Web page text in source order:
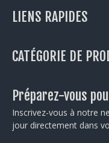
LIENS RAPIDES
CATÉGORIE DE
Préparez-vous
Inscrivez-vous à notre
jour directement dans